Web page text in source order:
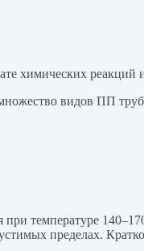
химических реакций
видов ПП труб
температуре
пределах.